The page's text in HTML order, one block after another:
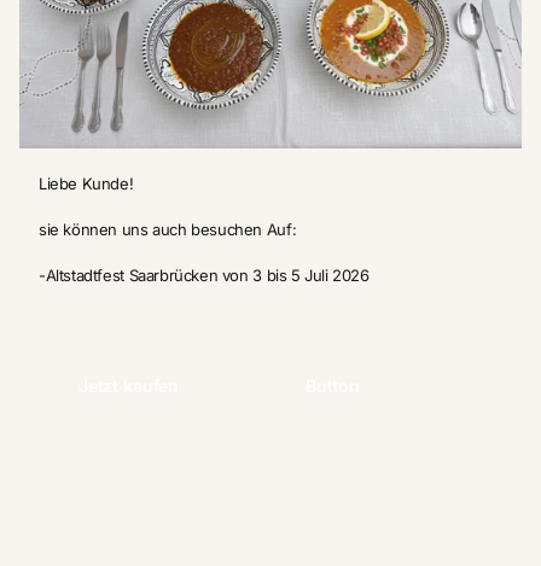
Liebe Kunde!
sie können uns auch besuchen Auf:
-Altstadtfest Saarbrücken von 3 bis 5 Juli 2026